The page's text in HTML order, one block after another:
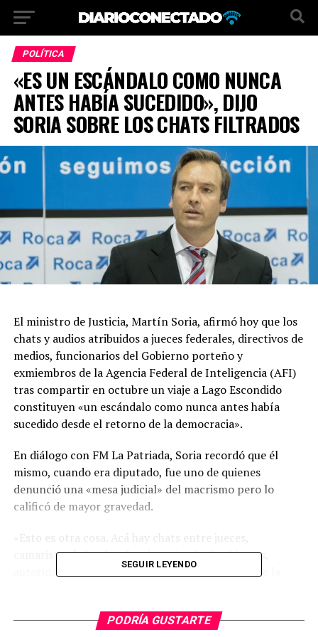
POLÍTICA
«ES UN ESCÁNDALO COMO NUNCA
ANTES HABÍA SUCEDIDO», DIJO
SORIA SOBRE LOS CHATS FILTRADOS
El ministro de Justicia, Martín Soria, afirmó hoy que los
chats y audios atribuidos a jueces federales, directivos de
medios, funcionarios del Gobierno porteño y
exmiembros de la Agencia Federal de Inteligencia (AFI)
tras compartir en octubre un viaje a Lago Escondido
constituyen «un escándalo como nunca antes había
sucedido desde el retorno de la democracia».
En diálogo con FM La Patriada, Soria recordó que él
mismo, cuando era diputado, fue uno de quienes
denunció una «mesa judicial» del macrismo pero lo
calificó de mayor gravedad.
camaristas federales, funcionarios de Cambiemos,
autoridades del Grupo Clarín y ex funcionarios de la
SEGUIR LEYENDO
PODRÍA GUSTARTE